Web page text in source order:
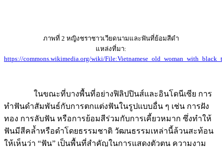
แหล่งที่มา:
https://commons.wikimedia.org/wiki/
ทำฟันดำสัมพันธ์กับการตกแต่งฟันในรูปแบบอื่น ๆ เช่น การฝัง
ทอง การลับฟัน หรือการย้อมสีร่วมกับการเคี้ยวหมาก ซึ่งทำให้
ฟันมีสีคล้ำหรือดำโดยธรรมชาติ วัฒนธรรมเหล่านี้ล้วนสะท้อน
ให้เห็นว่า “ฟัน” เป็นพื้นที่สำคัญในการแสดงตัวตน ความงาม
และสถานะทางสังคมของมนุษย์ในภูมิภาคนี้ อย่างไรก็ตาม ค่า